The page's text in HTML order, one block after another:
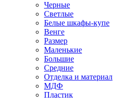
Черные
Светлые
Белые шкафы-купе
Венге
Размер
Маленькие
Большие
Средние
Отделка и материал
МДФ
Пластик